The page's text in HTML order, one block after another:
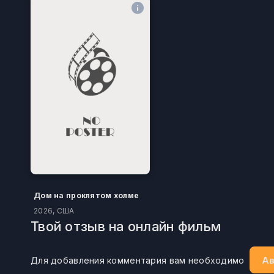
Дом на проклятом холме
2026, США
Твой отзыв на онлайн фильм
Для добавления комментария вам необходимо